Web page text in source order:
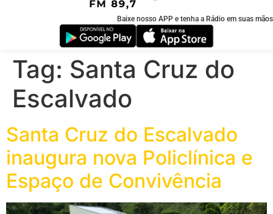
Baixe nosso APP e tenha a Rádio em suas mãos
Tag: Santa Cruz do
Escalvado
Santa Cruz do Escalvado
inaugura nova Policlínica e
Espaço de Convivência